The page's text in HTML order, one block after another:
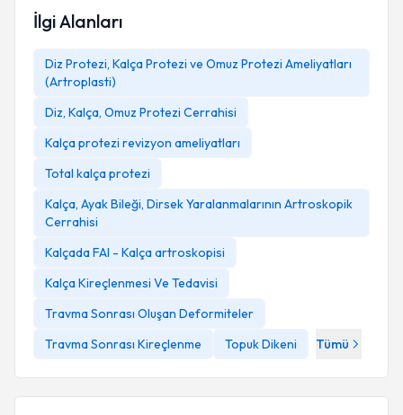
İlgi Alanları
Diz Protezi, Kalça Protezi ve Omuz Protezi Ameliyatları
(Artroplasti)
Diz, Kalça, Omuz Protezi Cerrahisi
Kalça protezi revizyon ameliyatları
Total kalça protezi
Kalça, Ayak Bileği, Dirsek Yaralanmalarının Artroskopik
Cerrahisi
Kalçada FAI - Kalça artroskopisi
Kalça Kireçlenmesi Ve Tedavisi
Travma Sonrası Oluşan Deformiteler
Travma Sonrası Kireçlenme
Topuk Dikeni Tümü